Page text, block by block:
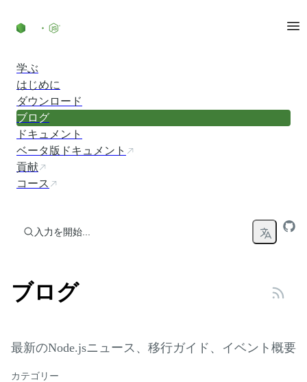
学ぶ
はじめに
ダウンロード
ブログ
ドキュメント
ベータ版ドキュメント
貢献
コース
入力を開始...
ブログ
最新のNode.jsニュース、移行ガイド、イベント概要
カテゴリー